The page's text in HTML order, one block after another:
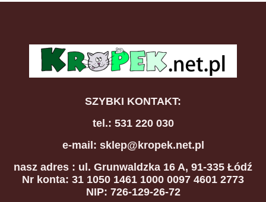
SZYBKI KONTAKT:
tel.: 531 220 030
e-mail: sklep@kropek.net.pl
nasz adres : ul. Grunwaldzka 16 A, 91-335 Łódź
Nr konta: 31 1050 1461 1000 0097 4601 2773
NIP: 726-129-26-72